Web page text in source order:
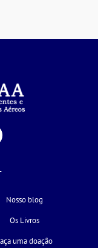
Nosso blog
Os Livros
uma doação